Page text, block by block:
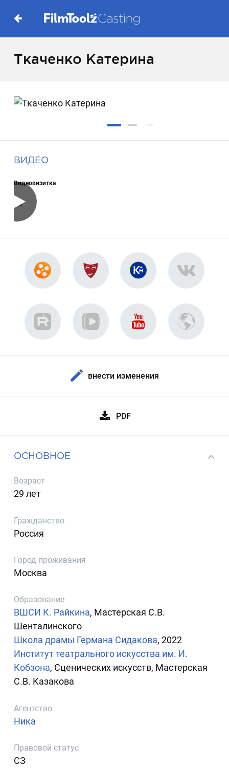
Ткаченко Катерина
ВИДЕО
Видеовизитка
внести изменения
PDF
ОСНОВНОЕ
Возраст
29 лет
Гражданство
Россия
Город проживания
Москва
Образование
ВШСИ К. Райкина, Мастерская С.В.
Шенталинского
Школа драмы Германа Сидакова, 2022
Институт театрального искусства им. И.
Кобзона, Сценических искусств, Мастерская
С.В. Казакова
Агентство
Ника
Правовой статус
СЗ